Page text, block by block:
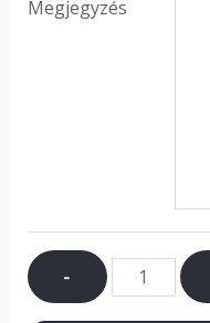
Megjegyzés
-